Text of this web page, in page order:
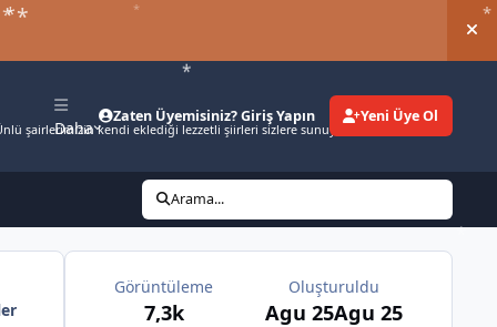
şairlerimizin kendi eklediği lezzetli şiirleri sizlere sunuyoruz.
Daha
Zaten Üyemisiniz? Giriş Yapın Yeni Üye Ol
Arama...
Görüntüleme
7,3k
Oluşturuldu
Agu 25Agu 25
* *